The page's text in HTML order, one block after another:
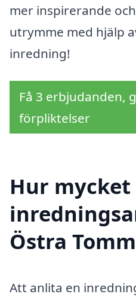
mer inspirerande
utrymme med hjälp
inredning!
Få 3 erbjudanden,
förpliktelser
Hur
Östra
Att anlita en